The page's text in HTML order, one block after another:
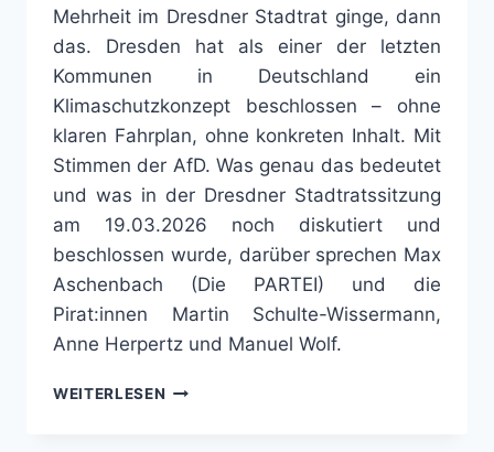
Mehrheit im Dresdner Stadtrat ginge, dann
das. Dresden hat als einer der letzten
Kommunen in Deutschland ein
Klimaschutzkonzept beschlossen – ohne
klaren Fahrplan, ohne konkreten Inhalt. Mit
Stimmen der AfD. Was genau das bedeutet
und was in der Dresdner Stadtratssitzung
am 19.03.2026 noch diskutiert und
beschlossen wurde, darüber sprechen Max
Aschenbach (Die PARTEI) und die
Pirat:innen Martin Schulte-Wissermann,
Anne Herpertz und Manuel Wolf.
WEITERLESEN KLIMA